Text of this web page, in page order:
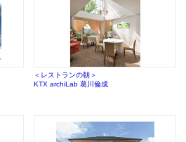
＜レストランの朝＞
KTX archiLab 葛川倫成